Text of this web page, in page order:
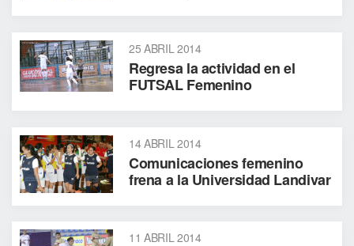
25 ABRIL 2014
Regresa la actividad en el
FUTSAL Femenino
14 ABRIL 2014
Comunicaciones femenino
frena a la Universidad Landivar
11 ABRIL 2014